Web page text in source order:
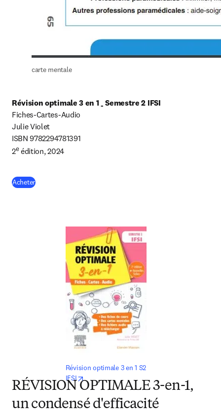
carte mentale
Fiches-Cartes-Audio
Julie Violet
ISBN 9782294781391
2e édition, 2024
Acheter(
Révision optimale 3 en 1 S2
IFSI
RÉVISION OPTIMALE 3-en-1,
un condensé d'efficacité